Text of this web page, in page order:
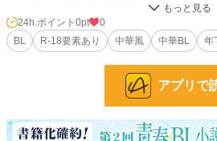
文官として働く文穎と、伯明の弟・仲孝の、埋
語。
228,955 位 / 228,955 件
31,454 位 / 31,454 件
お気に入り 6
24h.ポイント 0pt
0
BL
R-18要素あり 中華風 中華BL 年
アプリで